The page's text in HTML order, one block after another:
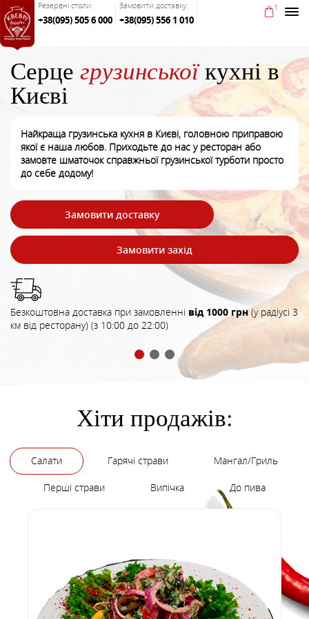
Резервні столи:
+38(095) 505 6 000
Замовити доставку:
+38(095) 556 1 010
1
Серце грузинськоїкухні в
Києві
Найкраща грузинська кухня в Києві, головною приправою
якої є наша любов. Приходьте до нас у ресторан або
замовте шматочок справжньої грузинської турботи просто
до себе додому!
Замовити доставку
Замовити захід
Безкоштовна доставка при замовленні від 1000 грн(у радіусі 3
км від ресторану) (з 10:00 до 22:00)
Хіти продажів:
Салати Гарячі страви Мангал/Гриль
Перші страви Випічка До пива